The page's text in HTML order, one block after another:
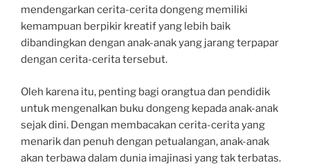
mendengarkan cerita-cerita dongeng memiliki
kemampuan berpikir kreatif yang lebih baik
dibandingkan dengan anak-anak yang jarang terpapar
dengan cerita-cerita tersebut.
Oleh karena itu, penting bagi orangtua dan pendidik
untuk mengenalkan buku dongeng kepada anak-anak
sejak dini. Dengan membacakan cerita-cerita yang
menarik dan penuh dengan petualangan, anak-anak
akan terbawa dalam dunia imajinasi yang tak terbatas.